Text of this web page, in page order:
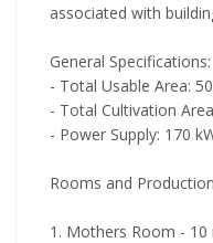
associated with
General Specifications:
- Total Usable Area:
- Total Cultivation
- Power Supply: 170
Rooms and
1. Mothers Room - 10